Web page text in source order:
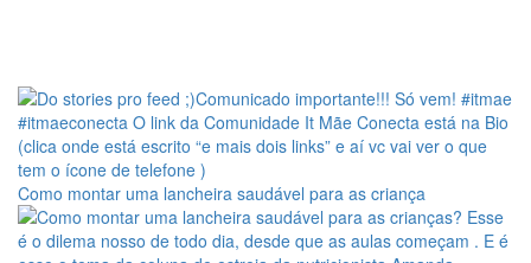
Como montar uma lancheira saudável para as criança